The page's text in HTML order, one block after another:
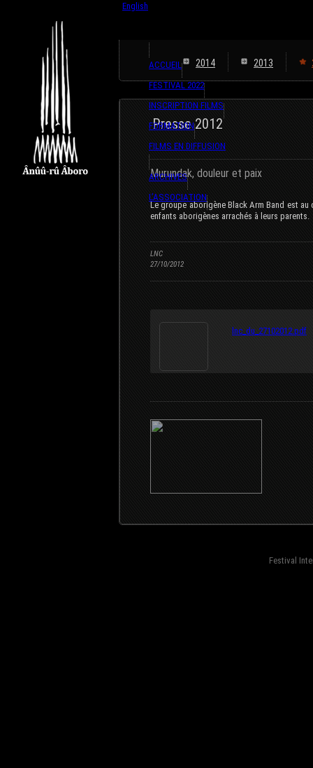
English
ACCUEIL
FESTIVAL 2022
INSCRIPTION FILMS
FORMATION
FILMS EN DIFFUSION
ARCHIVES
L’ASSOCIATION
2014 2013
Presse 2012
Murundak, douleur et paix
Le groupe aborigène Black Arm Band est
enfants aborigènes arrachés à leurs parents.
LNC
27/10/2012
lnc_du_27102012.pdf
Festival